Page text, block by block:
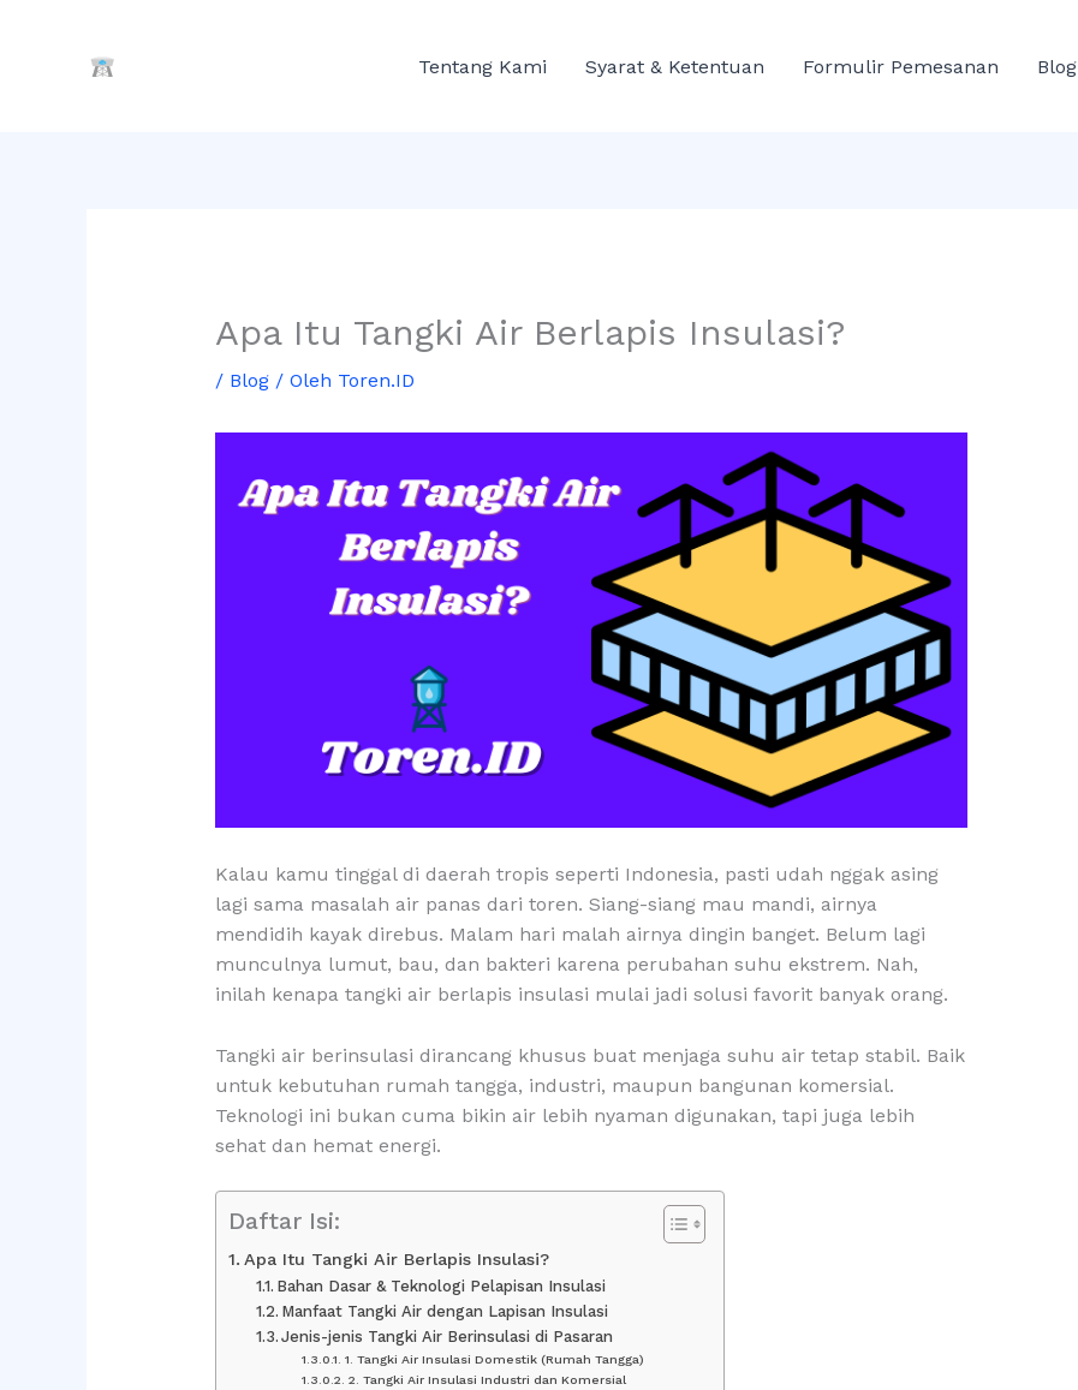
Tentang Kami Syarat & Ketentuan Formulir Pemesanan Blog
Apa Itu Tangki Air Berlapis Insulasi?
/ Blog/ Oleh Toren.ID
Kalau kamu tinggal di daerah tropis seperti Indonesia, pasti udah nggak asing
lagi sama masalah air panas dari toren. Siang-siang mau mandi, airnya
mendidih kayak direbus. Malam hari malah airnya dingin banget. Belum lagi
munculnya lumut, bau, dan bakteri karena perubahan suhu ekstrem. Nah,
inilah kenapa tangki air berlapis insulasi mulai jadi solusi favorit banyak orang.
Tangki air berinsulasi dirancang khusus buat menjaga suhu air tetap stabil. Baik
untuk kebutuhan rumah tangga, industri, maupun bangunan komersial.
Teknologi ini bukan cuma bikin air lebih nyaman digunakan, tapi juga lebih
sehat dan hemat energi.
Daftar Isi:
Apa Itu Tangki Air Berlapis Insulasi?
Bahan Dasar & Teknologi Pelapisan Insulasi
Manfaat Tangki Air dengan Lapisan Insulasi
Jenis-jenis Tangki Air Berinsulasi di Pasaran
1. Tangki Air Insulasi Domestik (Rumah Tangga)
2. Tangki Air Insulasi Industri dan Komersial